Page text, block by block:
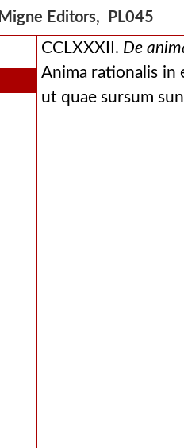
Migne Editors, PL045
CCLXXXII. De
Anima rationalis in
ut quae sursum